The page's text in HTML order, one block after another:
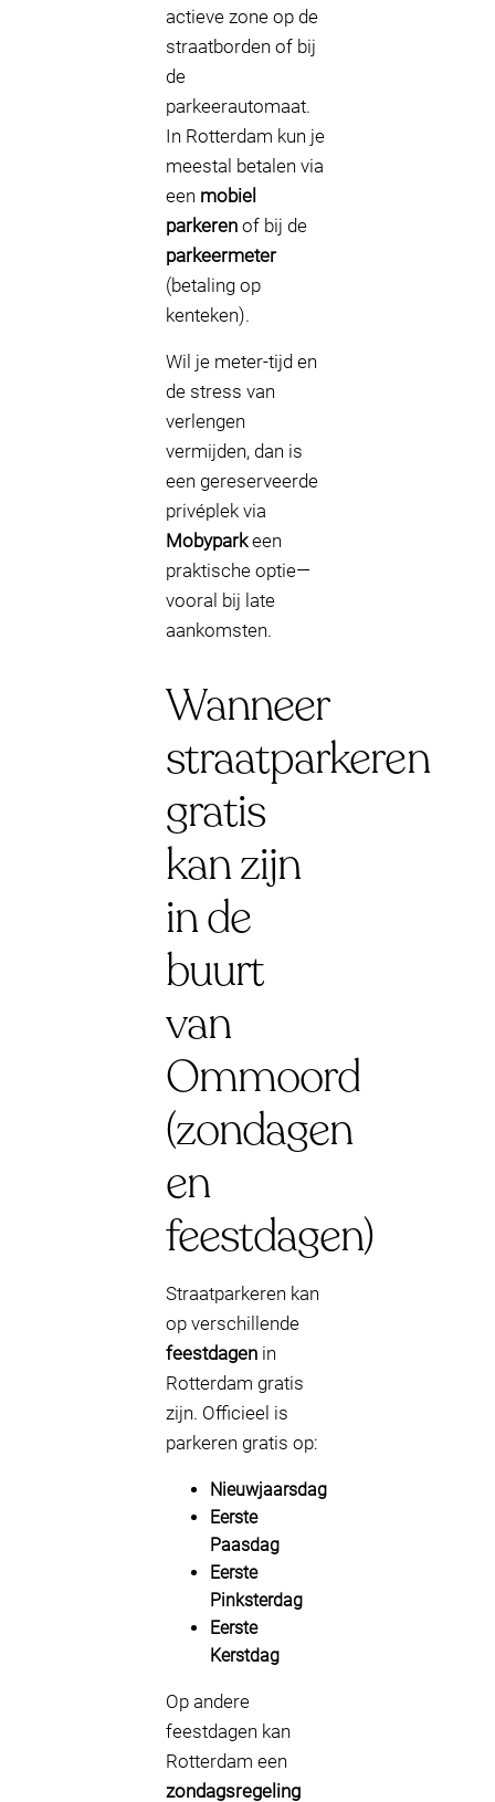
actieve zone op de
straatborden of bij
de
parkeerautomaat.
In Rotterdam kun je
meestal betalen via
een mobiel
parkeren of bij de
parkeermeter
(betaling op
kenteken).
Wil je meter-tijd en
de stress van
verlengen
vermijden, dan is
een gereserveerde
privéplek via
Mobyparkeen
praktische optie—
vooral bij late
aankomsten.
Wanneer
straatparkeren
gratis
kan zijn
in de
buurt
van
Ommoord
(zondagen
en
feestdagen)
Straatparkeren kan
op verschillende
feestdagen in
Rotterdam gratis
zijn. Officieel is
parkeren gratis op:
Nieuwjaarsdag
Eerste
Paasdag
Eerste
Pinksterdag
Eerste
Kerstdag
Op andere
feestdagen kan
Rotterdam een
zondagsregeling